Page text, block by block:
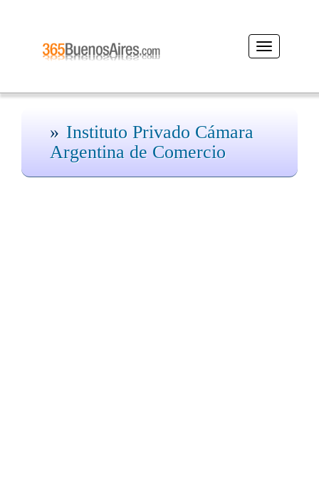
Desplegar
navegación
Instituto Privado Cámara
Argentina de Comercio